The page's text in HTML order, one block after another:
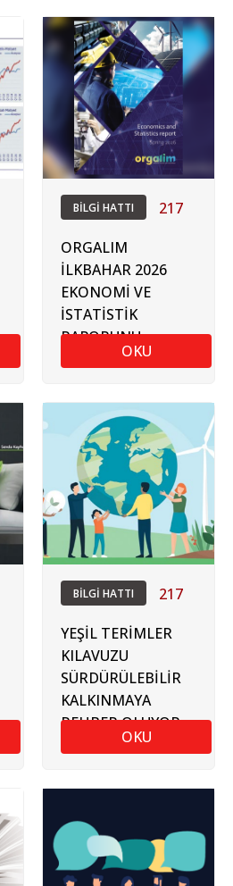
BİLGİ HATTI 217
ORGALIM
İLKBAHAR 2026
EKONOMİ VE
İSTATİSTİK
RAPORUNU
YAYIMLADIOKU
BİLGİ HATTI 217
YEŞİL TERİMLER
KILAVUZU
SÜRDÜRÜLEBİLİR
KALKINMAYA
REHBER OLUYOR
OKU